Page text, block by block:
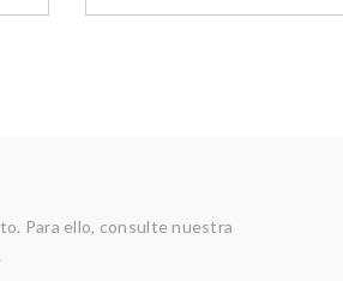
Para ello, consulte nuestra